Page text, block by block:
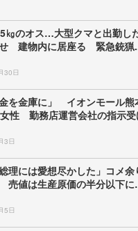
㎏のオス…大型クマと出勤し
建物内に居座る 緊急銃猟
30日
金を金庫に」 イオンモール熊
性 勤務店運営会社の指示受
3日
総理には愛想尽かした」コメ
売値は生産原価の半分以下
5日